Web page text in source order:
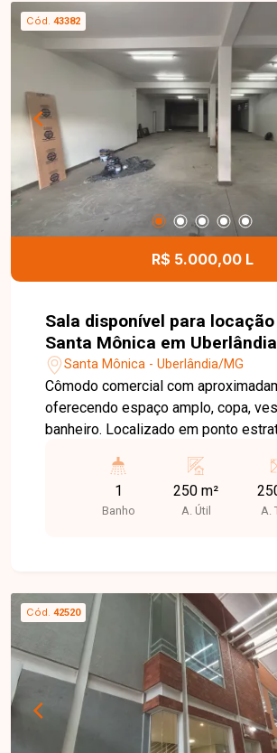
Cód. 43382
R$ 5.000,00 L
Sala disponível para
Santa Mônica em
Santa Mônica - Uberlândia/MG
Cômodo comercial com
oferecendo espaço amplo, copa,
banheiro. Localizado em ponto
Prefeitura, ideal para academia,
tipos de negócio que necessitem de
e funcional.
1
Banho
250 m²
A. Útil A.
Cód. 42520